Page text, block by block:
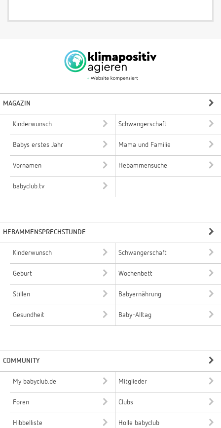
MAGAZIN
Kinderwunsch Schwangerschaft
Babys erstes Jahr Mama und Familie
Vornamen Hebammensuche
babyclub.tv
HEBAMMENSPRECHSTUNDE
Kinderwunsch Schwangerschaft
Geburt Wochenbett
Stillen Babyernährung
Gesundheit Baby-Alltag
COMMUNITY
My babyclub.de Mitglieder
Foren Clubs
Hibbelliste Holle babyclub